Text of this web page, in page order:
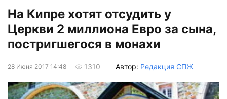
На Кипре хотят отсудить у
Церкви 2 миллиона Евро за сына,
постригшегося в монахи
28 Июня 2017 14:48 1310 Автор: Редакция СПЖ